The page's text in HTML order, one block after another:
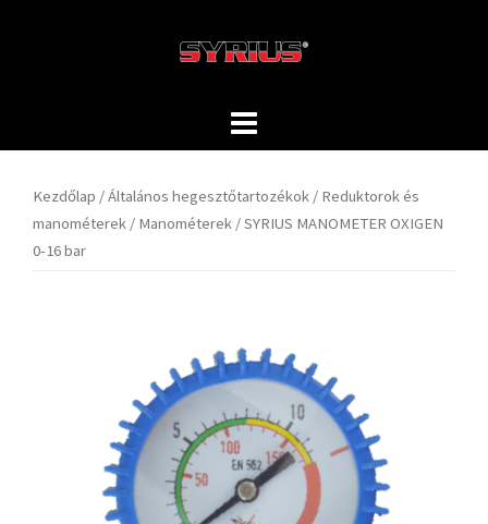
Kezdőlap /Általános hegesztőtartozékok / Reduktorok és
manométerek / Manométerek / SYRIUS MANOMETER OXIGEN
0-16 bar